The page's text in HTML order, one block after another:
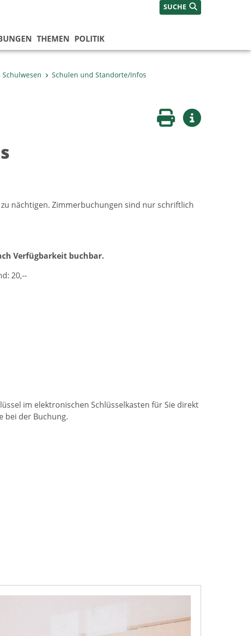
SUCHE
THEMEN POLITIK
Schulen und Standorte/Infos
Seite druckenWeitere Infos
nächtigen. Zimmerbuchungen sind nur schriftlich
Verfügbarkeit buchbar.
20,--
im elektronischen Schlüsselkasten für Sie direkt
bei der Buchung.